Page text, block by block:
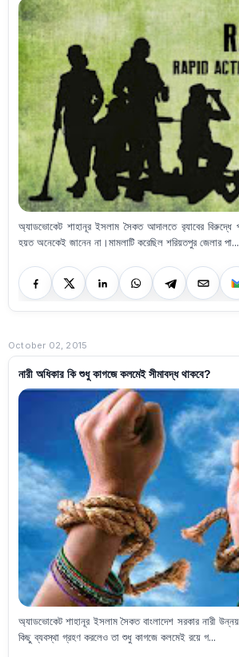
অ্যাডভোকেট শাহানূর ইসলাম সৈকত আদালতে র‍্যাবের বিরুদ্ধে প্রথম হত্যা মামলা কোনটি তা
হয়ত অনেকেই জানেন না।মামলাটি করেছিল শরিয়তপুর জেলার পা...
October 02, 2015
নারী অধিকার কি শুধু কাগজে কলমেই সীমাবদ্ধ থাকবে?
অ্যাডভোকেট শাহানূর ইসলাম সৈকত বাংলাদেশ সরকার নারী উন্নয়নে কিছু আইন প্রনয়নসহ বেশ
কিছু ব্যবস্থা গ্রহণ করলেও তা শুধু কাগজে কলমেই রয়ে গ...